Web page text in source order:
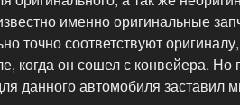
именно оригинальные
точно соответствуют
когда он сошел с конвейера.
данного автомобиля заставил